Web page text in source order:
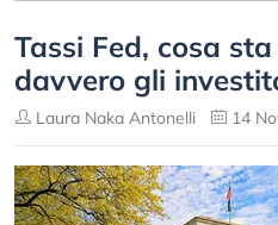
Tassi Fed, cosa
davvero gli
Laura Naka Antonelli 14